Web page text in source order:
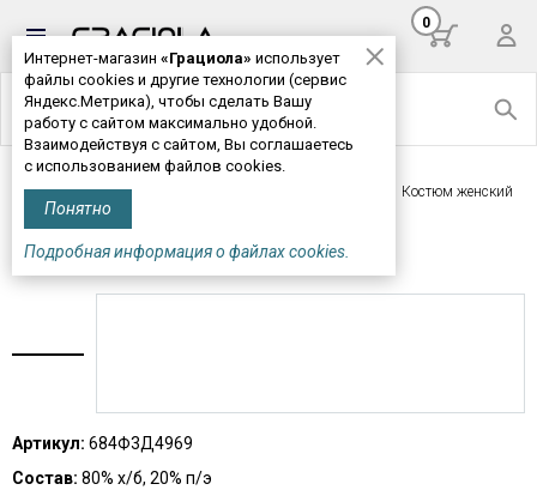
Интернет-магазин «Грациола» использует
файлы cookies и другие технологии (сервис
Яндекс.Метрика), чтобы сделать Вашу
работу с сайтом максимально удобной.
Взаимодействуя с сайтом, Вы соглашаетесь
с использованием файлов cookies.
Понятно
Подробная информация о файлах cookies.
0
Главная>Женская одежда
> Костюм женский
М684*
КОСТЮМ ЖЕНСКИЙ М684*
Артикул: 684Ф3Д4969
Состав: 80% х/б, 20% п/э